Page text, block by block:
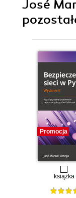
José
Promocja
książka